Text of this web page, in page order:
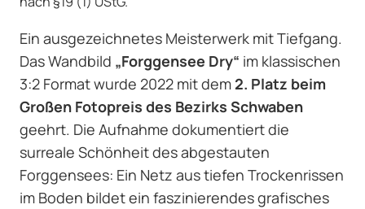
Ein ausgezeichnetes Meisterwerk mit Tiefgang.
Das Wandbild „Forggensee Dry“ im klassischen
3:2 Format wurde 2022 mit dem 2. Platz beim
Großen Fotopreis des Bezirks Schwaben
geehrt. Die Aufnahme dokumentiert die
surreale Schönheit des abgestauten
Forggensees: Ein Netz aus tiefen Trockenrissen
im Boden bildet ein faszinierendes grafisches